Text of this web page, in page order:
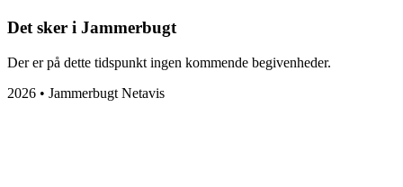
Det sker i Jammerbugt
Der er på dette tidspunkt ingen kommende begivenheder.
2026 • Jammerbugt Netavis